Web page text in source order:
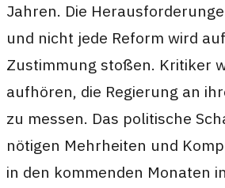
Jahren. Die
und nicht jede Reform wird
Zustimmung stoßen. Kritiker
aufhören, die Regierung an
zu messen. Das politische
nötigen Mehrheiten und
in den kommenden Monaten